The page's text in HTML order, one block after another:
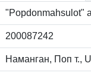
"Popdonmahsulot"
200087242
Наманган, Поп т.,